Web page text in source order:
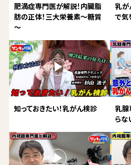
肥満症専門医が解説！内臓脂
肪の正体！三大栄養素～糖質
～
乳が
で気
知っておきたい！乳がん検診
乳腺
らな